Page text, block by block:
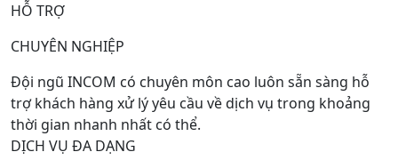
HỖ TRỢ
CHUYÊN NGHIỆP
Đội ngũ INCOM có chuyên môn cao luôn sẵn sàng hỗ
trợ khách hàng xử lý yêu cầu về dịch vụ trong khoảng
thời gian nhanh nhất có thể.
DỊCH VỤ ĐA DẠNG